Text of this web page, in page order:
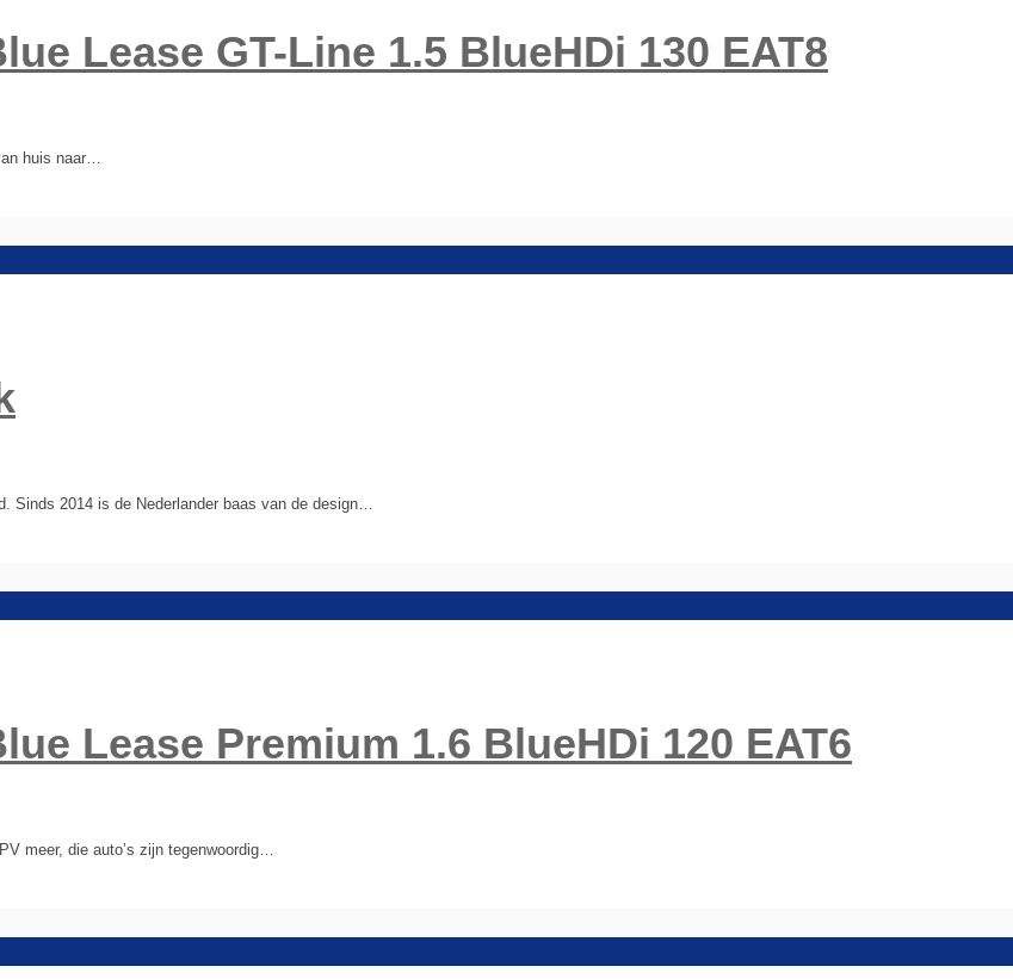
Lease GT-Line 1.5 BlueHDi 130 EAT8
huis naar…
Sinds 2014 is de Nederlander baas van de design…
Lease Premium 1.6 BlueHDi 120 EAT6
meer, die auto’s zijn tegenwoordig…